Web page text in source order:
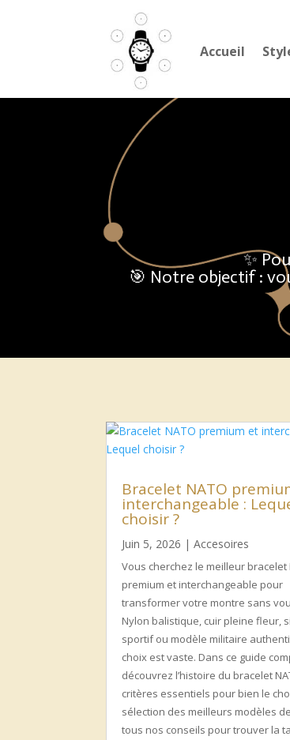
Accueil
✨
🎯 Notre objectif :
Bracelet NATO
interchangeable :
choisir ?
Juin 5, 2026 |Accesoires
Vous cherchez le meilleur bracelet
premium et interchangeable pour
transformer votre montre sans
Nylon balistique, cuir pleine fleur,
sportif ou modèle militaire
choix est vaste. Dans ce guide
découvrez l’histoire du bracelet
critères essentiels pour bien le
sélection des meilleurs modèles
tous nos conseils pour trouver la